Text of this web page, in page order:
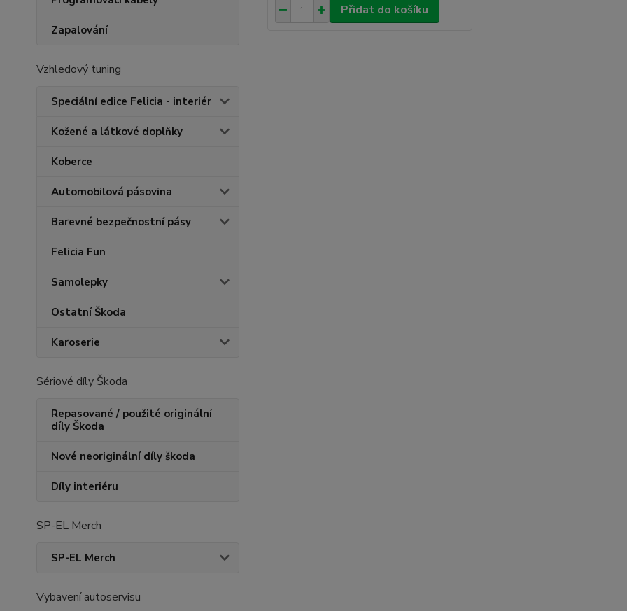
Zapalování
Vzhledový tuning
Speciální edice Felicia - interiér
Kožené a látkové doplňky
Koberce
Automobilová pásovina
Barevné bezpečnostní pásy
Felicia Fun
Samolepky
Ostatní Škoda
Karoserie
Sériové díly Škoda
Repasované / použité originální
díly Škoda
Nové neoriginální díly škoda
Díly interiéru
SP-EL Merch
SP-EL Merch
Vybavení autoservisu
Přidat do košíku